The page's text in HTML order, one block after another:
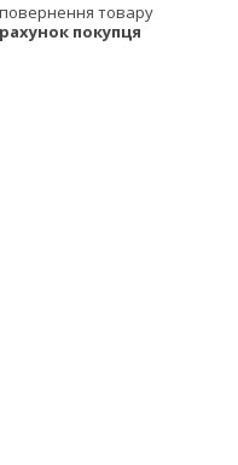
повернення товару
покупця